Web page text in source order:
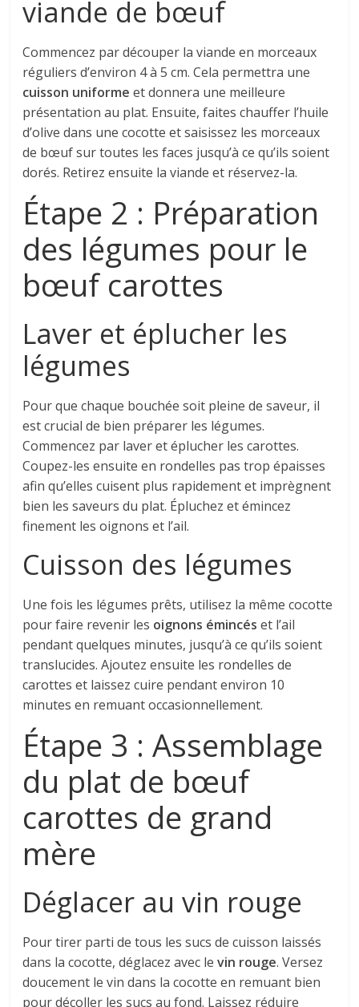
viande de bœuf
Commencez par découper la viande en morceaux
réguliers d’environ 4 à 5 cm. Cela permettra une
cuisson uniforme et donnera une meilleure
présentation au plat. Ensuite, faites chauffer l’huile
d’olive dans une cocotte et saisissez les morceaux
de bœuf sur toutes les faces jusqu’à ce qu’ils soient
dorés. Retirez ensuite la viande et réservez-la.
Étape 2 : Préparation
des légumes pour le
bœuf carottes
Laver et éplucher les
légumes
Pour que chaque bouchée soit pleine de saveur, il
est crucial de bien préparer les légumes.
Commencez par laver et éplucher les carottes.
Coupez-les ensuite en rondelles pas trop épaisses
afin qu’elles cuisent plus rapidement et imprègnent
bien les saveurs du plat. Épluchez et émincez
finement les oignons et l’ail.
Cuisson des légumes
Une fois les légumes prêts, utilisez la même cocotte
pour faire revenir les oignons émincés et l’ail
pendant quelques minutes, jusqu’à ce qu’ils soient
translucides. Ajoutez ensuite les rondelles de
carottes et laissez cuire pendant environ 10
minutes en remuant occasionnellement.
Étape 3 : Assemblage
du plat de bœuf
carottes de grand
mère
Déglacer au vin rouge
Pour tirer parti de tous les sucs de cuisson laissés
dans la cocotte, déglacez avec levin rouge. Versez
doucement le vin dans la cocotte en remuant bien
pour décoller les sucs au fond. Laissez réduire